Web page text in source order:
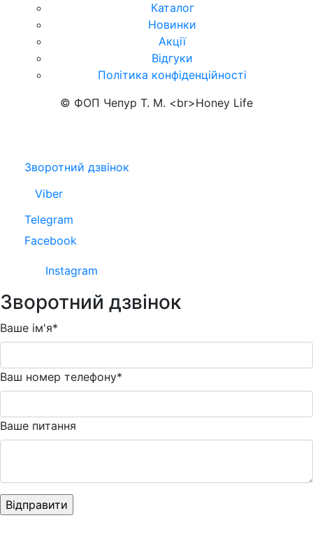
Каталог
Новинки
Акції
Відгуки
Політика конфіденційності
© ФОП Чепур Т. М. <br>Honey Life
Зворотний дзвінок
Viber
Telegram
Facebook
Instagram
Зворотний дзвінок
Ваше ім'я*
Ваш номер телефону*
Ваше питання